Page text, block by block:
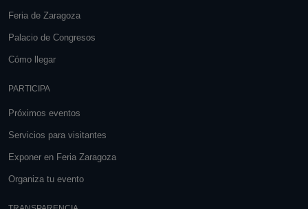
Feria de Zaragoza
Palacio de Congresos
Cómo llegar
PARTICIPA
Próximos eventos
Servicios para visitantes
Exponer en Feria Zaragoza
Organiza tu evento